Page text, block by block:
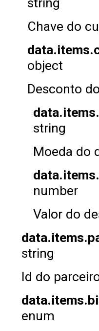
Chave do
object
Desconto
string
Moeda do
number
Valor do
string
Id do
enum